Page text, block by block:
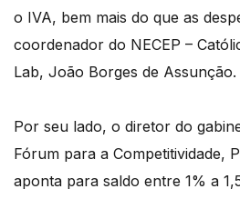
o IVA, bem mais do que as
coordenador do NECEP –
Lab, João Borges de Assunção.
Por seu lado, o diretor do
Fórum para a Competitividade,
aponta para saldo entre 1% a